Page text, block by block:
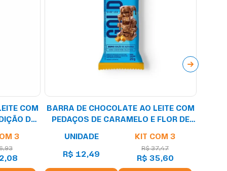
COM
DE
3
BARRA DE CHOCOLATE AO LEITE COM
PEDAÇOS DE CARAMELO E FLOR DE
UNIDADE
R$ 12,49
KIT COM 3
R$ 37,47
R$ 35,60